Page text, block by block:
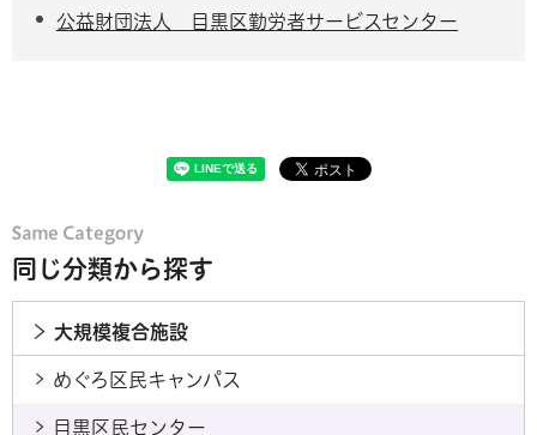
公益財団法人 目黒区勤労者サービスセンター
同じ分類から探す
大規模複合施設
めぐろ区民キャンパス
目黒区民センター